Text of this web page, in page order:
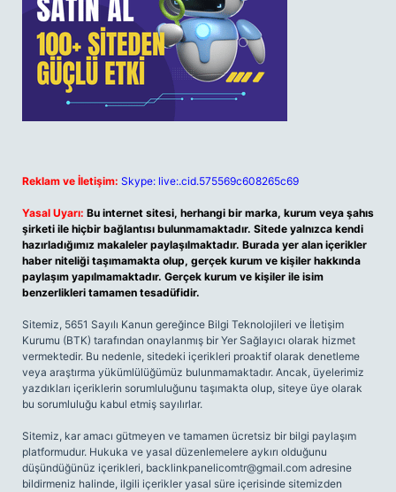
Reklam ve İletişim: Skype: live:.cid.575569c608265c69
Yasal Uyarı: Bu internet sitesi, herhangi bir marka, kurum veya şahıs
şirketi ile hiçbir bağlantısı bulunmamaktadır. Sitede yalnızca kendi
hazırladığımız makaleler paylaşılmaktadır. Burada yer alan içerikler
haber niteliği taşımamakta olup, gerçek kurum ve kişiler hakkında
paylaşım yapılmamaktadır. Gerçek kurum ve kişiler ile isim
benzerlikleri tamamen tesadüfidir.
Sitemiz, 5651 Sayılı Kanun gereğince Bilgi Teknolojileri ve İletişim
Kurumu (BTK) tarafından onaylanmış bir Yer Sağlayıcı olarak hizmet
vermektedir. Bu nedenle, sitedeki içerikleri proaktif olarak denetleme
veya araştırma yükümlülüğümüz bulunmamaktadır. Ancak, üyelerimiz
yazdıkları içeriklerin sorumluluğunu taşımakta olup, siteye üye olarak
bu sorumluluğu kabul etmiş sayılırlar.
Sitemiz, kar amacı gütmeyen ve tamamen ücretsiz bir bilgi paylaşım
platformudur. Hukuka ve yasal düzenlemelere aykırı olduğunu
düşündüğünüz içerikleri, backlinkpanelicomtr@gmail.com adresine
bildirmeniz halinde, ilgili içerikler yasal süre içerisinde sitemizden